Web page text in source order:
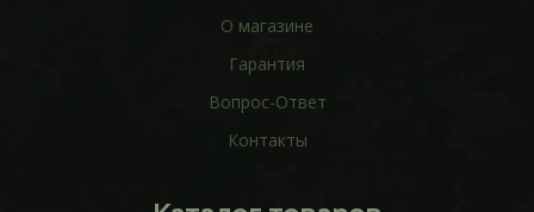
О магазине
Гарантия
Вопрос-Ответ
Контакты